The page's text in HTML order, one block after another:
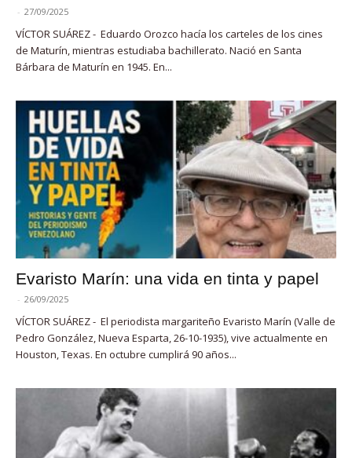
- 27/09/2025
VÍCTOR SUÁREZ - Eduardo Orozco hacía los carteles de los cines
de Maturín, mientras estudiaba bachillerato. Nació en Santa
Bárbara de Maturín en 1945. En...
Evaristo Marín: una vida en tinta y papel
- 26/09/2025
VÍCTOR SUÁREZ - El periodista margariteño Evaristo Marín (Valle de
Pedro González, Nueva Esparta, 26-10-1935), vive actualmente en
Houston, Texas. En octubre cumplirá 90 años...